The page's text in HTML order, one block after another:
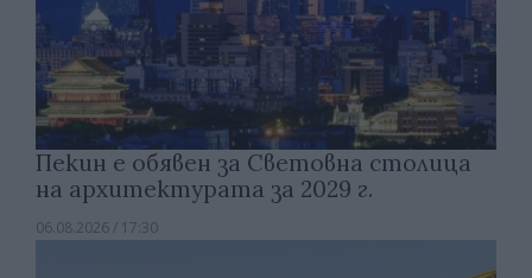
Пекин е обявен за Световна столица
на архитектурата за 2029 г.
06.08.2026 / 17:30